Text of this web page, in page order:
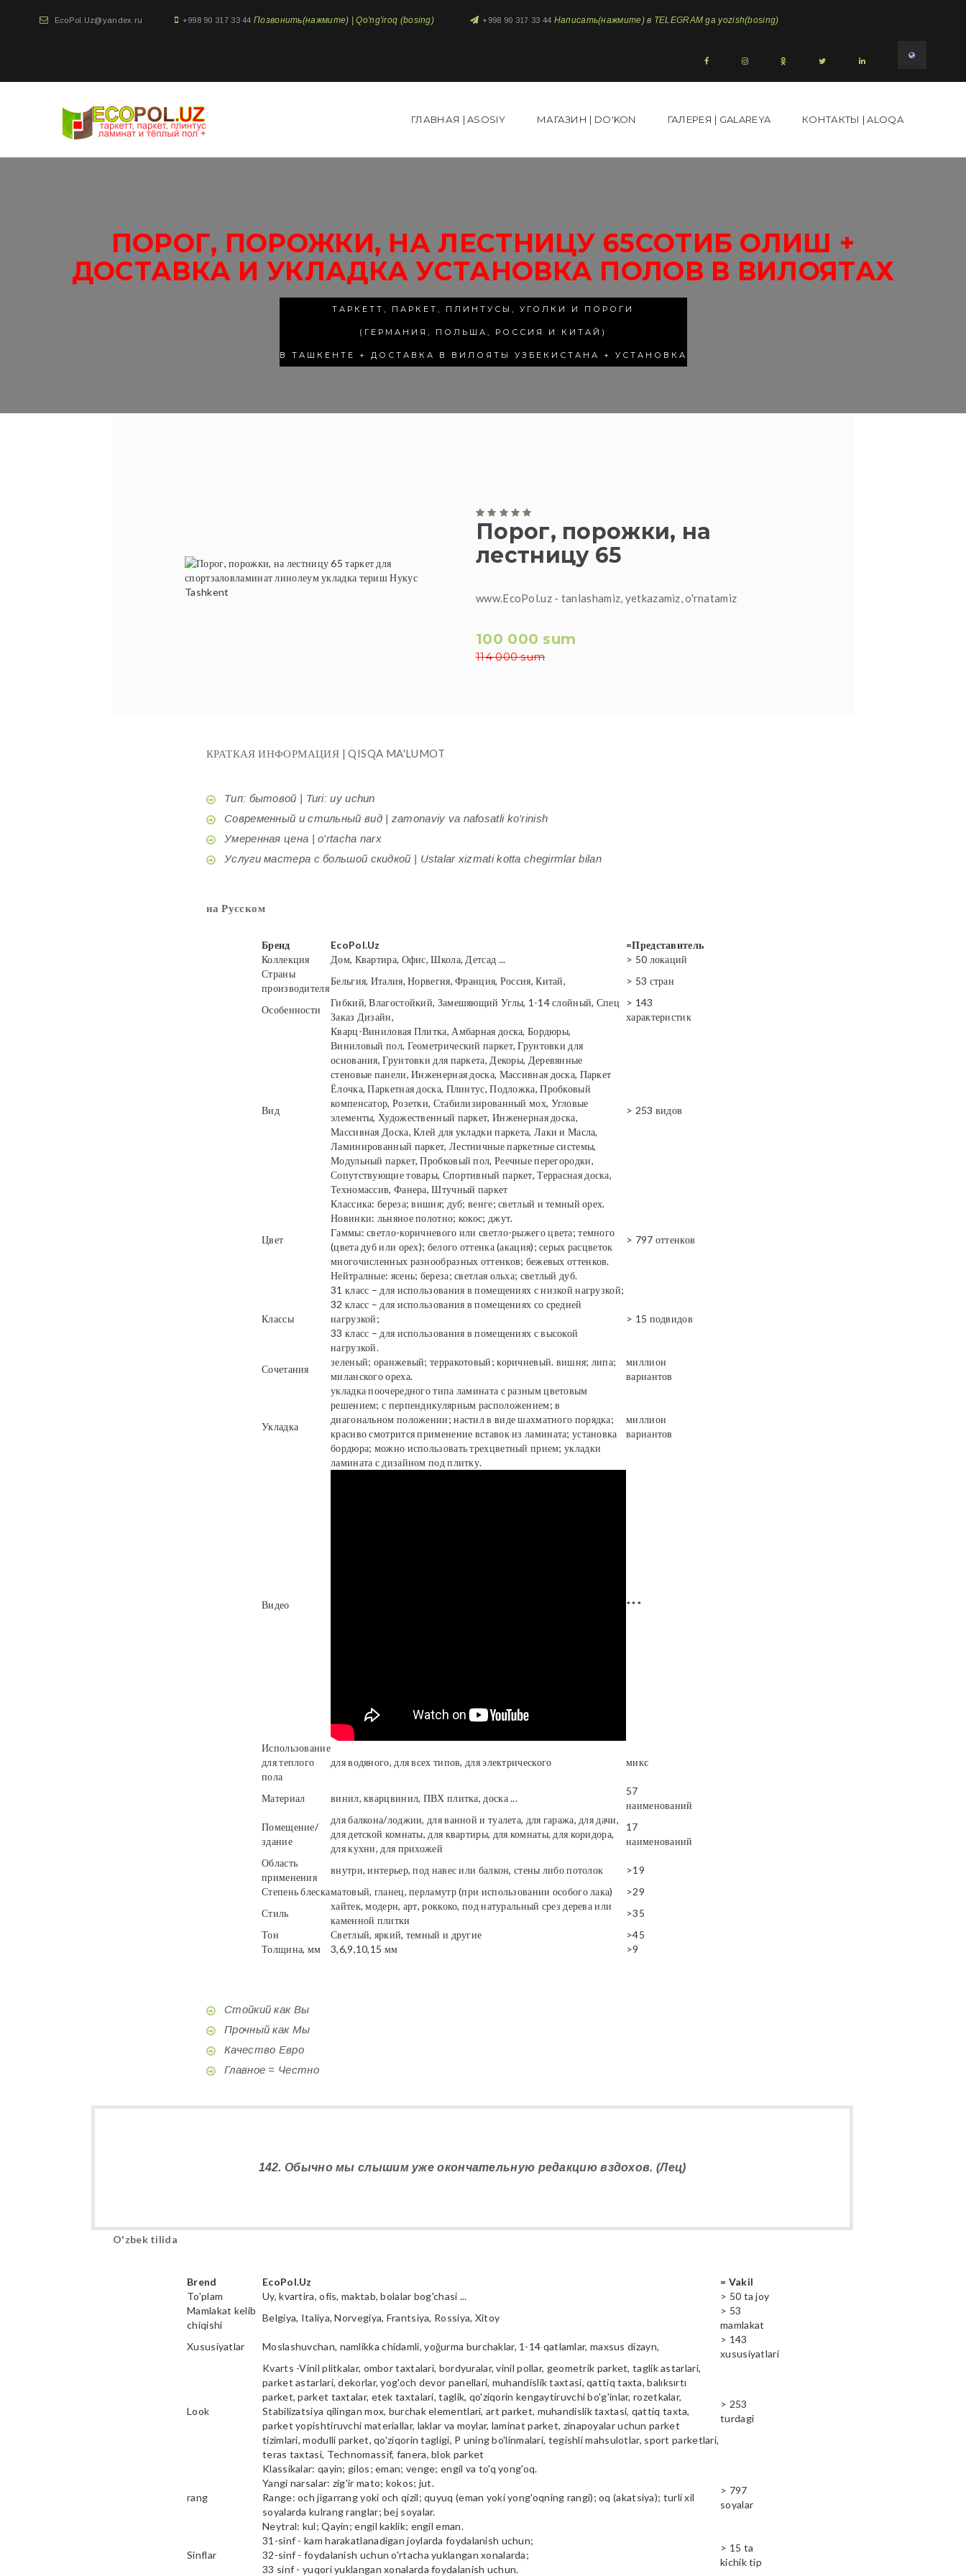
EcoPol.Uz@yandex.ru +998 90 317 33 44 Позвонить(нажмите) | Qo'ng'iroq (bosing) +998 90 317 33 44 Написать(нажмите) в TELEGRAM ga yozish(bosing)
ГЛАВНАЯ | ASOSIY МАГАЗИН | DO'KON ГАЛЕРЕЯ | GALAREYA КОНТАКТЫ | ALOQA
ПОРОГ, ПОРОЖКИ, НА ЛЕСТНИЦУ 65СОТИБ ОЛИШ +
ДОСТАВКА И УКЛАДКА УСТАНОВКА ПОЛОВ В ВИЛОЯТАХ
ТАРКЕТТ, ПАРКЕТ, ПЛИНТУСЫ, УГОЛКИ И ПОРОГИ
(ГЕРМАНИЯ, ПОЛЬША, РОССИЯ И КИТАЙ)
В ТАШКЕНТЕ + ДОСТАВКА В ВИЛОЯТЫ УЗБЕКИСТАНА + УСТАНОВКА
Порог, порожки, на
лестницу 65
www.EcoPol.uz - tanlashamiz, yetkazamiz, o'rnatamiz
100 000 sum
114 000 sum
КРАТКАЯ ИНФОРМАЦИЯ | QISQA MA'LUMOT
Тип: бытовой | Turi: uy uchun
Современный и стильный вид | zamonaviy va nafosatli ko'rinish
Умеренная цена | o'rtacha narx
Услуги мастера с большой скидкой | Ustalar xizmati kotta chegirmlar bilan
на Русском
Бренд EcoPol.Uz
=Представитель
Коллекция
Дом, Квартира, Офис, Школа, Детсад ...
> 50 локаций
Страны
производителя
Бельгия, Италия, Норвегия, Франция, Россия, Китай, > 53 стран
Особенности
Гибкий, Влагостойкий, Замешяющий Углы, 1-14 слойный, Спец
Заказ Дизайн,
> 143
характеристик
Вид
Кварц-Виниловая Плитка, Амбарная доска, Бордюры,
Виниловый пол, Геометрический паркет, Грунтовки для
основания, Грунтовки для паркета, Декоры, Деревянные
стеновые панели, Инженерная доска, Массивная доска, Паркет
Ёлочка, Паркетная доска, Плинтус, Подложка, Пробковый
компенсатор, Розетки, Стабилизированный мох, Угловые
элементы, Художественный паркет, Инженерная доска,
Массивная Доска, Клей для укладки паркета, Лаки и Масла,
Ламинированный паркет, Лестничные паркетные системы,
Модульный паркет, Пробковый пол, Реечные перегородки,
Сопутствующие товары, Спортивный паркет, Террасная доска,
Техномассив, Фанера, Штучный паркет
> 253 видов
Цвет
Классика: береза; вишня; дуб; венге; светлый и темный орех.
Новинки: льняное полотно; кокос; джут.
Гаммы: светло-коричневого или светло-рыжего цвета; темного
(цвета дуб или орех); белого оттенка (акация); серых расцветок
многочисленных разнообразных оттенков; бежевых оттенков.
Нейтралные: ясень; береза; светлая ольха; светлый дуб.
> 797 оттенков
Классы
31 класс – для использования в помещениях с низкой нагрузкой;
32 класс – для использования в помещениях со средней
нагрузкой;
33 класс – для использования в помещениях с высокой
нагрузкой.
> 15 подвидов
Сочетания
зеленый; оранжевый; терракотовый; коричневый. вишня; липа;
миланского ореха.
миллион
вариантов
Укладка
укладка поочередного типа ламината с разным цветовым
решением; с перпендикулярным расположением; в
диагональном положении; настил в виде шахматного порядка;
красиво смотрится применение вставок из ламината; установка
бордюра; можно использовать трехцветный прием; укладки
ламината с дизайном под плитку.
миллион
вариантов
Видео ***
Использование
для теплого
пола
для водяного, для всех типов, для электрического микс
Материал винил, кварцвинил, ПВХ плитка, доска ...
57
наименований
Помещение/
здание
для балкона/лоджии, для ванной и туалета, для гаража, для дачи,
для детской комнаты, для квартиры, для комнаты, для коридора,
для кухни, для прихожей
17
наименований
Область
применения
внутри, интерьер, под навес или балкон, стены либо потолок
>19
Степень блескаматовый, гланец, перламутр (при использовании особого лака)
>29
Стиль
хайтек, модерн, арт, роккоко, под натуральный срез дерева или
каменной плитки
>35
Тон
Светлый, яркий, темный и другие
>45
Толщина, мм
3,6,9,10,15 мм >9
Стойкий как Вы
Прочный как Мы
Качество Евро
Главное = Честно
142. Обычно мы слышим уже окончательную редакцию вздохов. (Лец)
O'zbek tilida
Brend EcoPol.Uz
= Vakil
To'plam
Uy, kvartira, ofis, maktab, bolalar bog'chasi ...
> 50 ta joy
Mamlakat kelib
chiqishi
Belgiya, Italiya, Norvegiya, Frantsiya, Rossiya, Xitoy
> 53
mamlakat
Xususiyatlar
Moslashuvchan, namlikka chidamli, yoğurma burchaklar, 1-14 qatlamlar, maxsus dizayn,
> 143
xususiyatlari
Look
Kvarts -Vinil plitkalar, ombor taxtalari, bordyuralar, vinil pollar, geometrik parket, taglik astarlari,
parket astarlari, dekorlar, yog'och devor panellari, muhandislik taxtasi, qattiq taxta, balıksırtı
parket, parket taxtalar, etek taxtalari, taglik, qo'ziqorin kengaytiruvchi bo'g'inlar, rozetkalar,
Stabilizatsiya qilingan mox, burchak elementlari, art parket, muhandislik taxtasi, qattiq taxta,
parket yopishtiruvchi materiallar, laklar va moylar, laminat parket, zinapoyalar uchun parket
tizimlari, modulli parket, qo'ziqorin tagligi, P uning bo'linmalari, tegishli mahsulotlar, sport parketlari,
teras taxtasi, Technomassif, fanera, blok parket
> 253
turdagi
rang
Klassikalar: qayin; gilos; eman; venge; engil va to'q yong'oq.
Yangi narsalar: zig'ir mato; kokos; jut.
Range: och jigarrang yoki och qizil; quyuq (eman yoki yong'oqning rangi); oq (akatsiya); turli xil
soyalarda kulrang ranglar; bej soyalar.
Neytral: kul; Qayin; engil kaklik; engil eman.
> 797
soyalar
Sinflar
31-sinf - kam harakatlanadigan joylarda foydalanish uchun;
32-sinf - foydalanish uchun o'rtacha yuklangan xonalarda;
33 sinf - yuqori yuklangan xonalarda foydalanish uchun.
> 15 ta
kichik tip